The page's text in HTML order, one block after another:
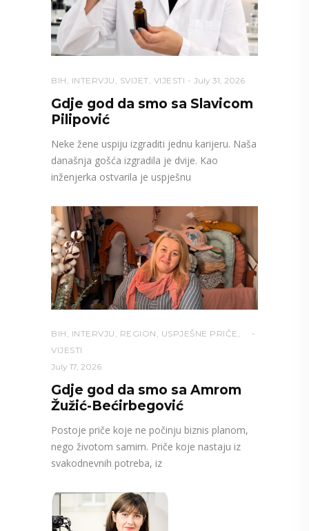
BIH , INTERVJU , SVIJET, VIJESTI July 31, 2026
Gdje god da smo sa Slavicom
Pilipović
Neke žene uspiju izgraditi jednu karijeru. Naša
današnja gošća izgradila je dvije. Kao
inženjerka ostvarila je uspješnu
BIH , INTERVJU , REGION , USPJEŠNE PRIČE ,
VIJESTI
July 17, 2026
Gdje god da smo sa Amrom
Žužić-Bećirbegović
Postoje priče koje ne počinju biznis planom,
nego životom samim. Priče koje nastaju iz
svakodnevnih potreba, iz